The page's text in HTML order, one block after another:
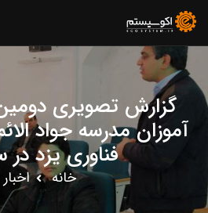
گزارش تصویری
آموزان مدرسه جواد
فناوری یزد در
خانه اخبار